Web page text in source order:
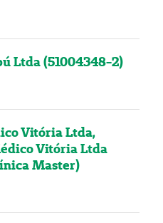
Ltda (51004348-2)
Vitória Ltda,
Vitória Ltda
Master)